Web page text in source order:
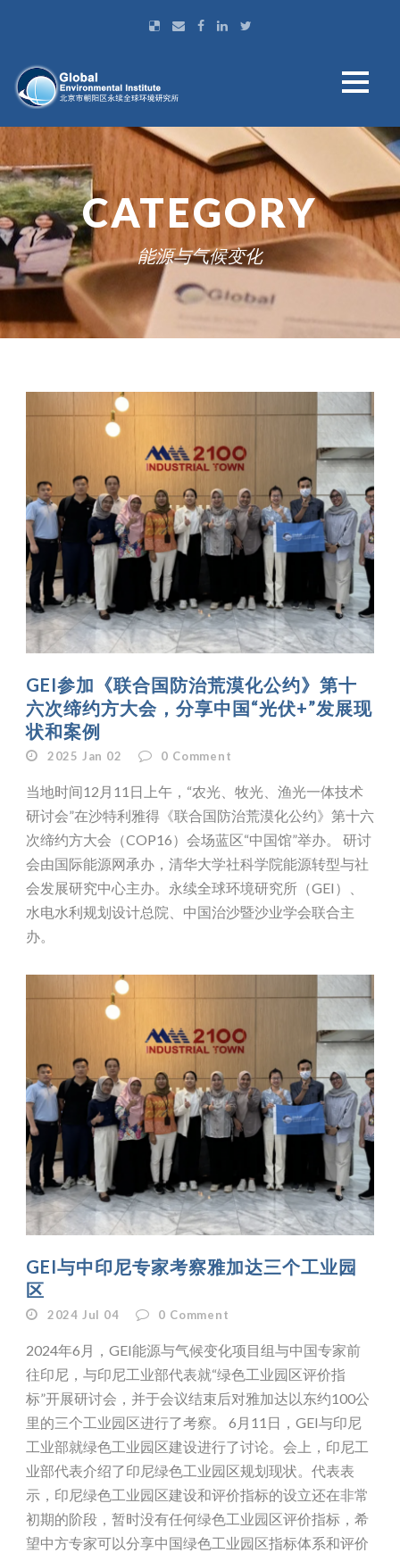
CATEGORY
能源与气候变化
GEI参加《联合国防治荒漠化公约》第十
六次缔约方大会，分享中国“光伏+”发展现
状和案例
2025 Jan 02 0 Comment
当地时间12月11日上午，“农光、牧光、渔光一体技术
研讨会”在沙特利雅得《联合国防治荒漠化公约》第十六
次缔约方大会（COP16）会场蓝区“中国馆”举办。 研讨
会由国际能源网承办，清华大学社科学院能源转型与社
会发展研究中心主办。永续全球环境研究所（GEI）、
水电水利规划设计总院、中国治沙暨沙业学会联合主
办。
GEI与中印尼专家考察雅加达三个工业园
区
2024 Jul 04 0 Comment
2024年6月，GEI能源与气候变化项目组与中国专家前
往印尼，与印尼工业部代表就“绿色工业园区评价指
标”开展研讨会，并于会议结束后对雅加达以东约100公
里的三个工业园区进行了考察。 6月11日，GEI与印尼
工业部就绿色工业园区建设进行了讨论。会上，印尼工
业部代表介绍了印尼绿色工业园区规划现状。代表表
示，印尼绿色工业园区建设和评价指标的设立还在非常
初期的阶段，暂时没有任何绿色工业园区评价指标，希
望中方专家可以分享中国绿色工业园区指标体系和评价